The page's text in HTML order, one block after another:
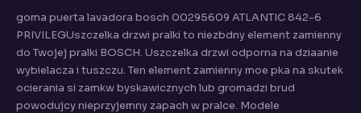
goma puerta lavadora bosch 00295609 ATLANTIC 842-6
PRIVILEGUszczelka drzwi pralki to niezbdny element zamienny
do Twojej pralki BOSCH. Uszczelka drzwi odporna na dziaanie
wybielacza i tuszczu. Ten element zamienny moe pka na skutek
ocierania si zamkw byskawicznych lub gromadzi brud
powodujcy nieprzyjemny zapach w pralce. Modele